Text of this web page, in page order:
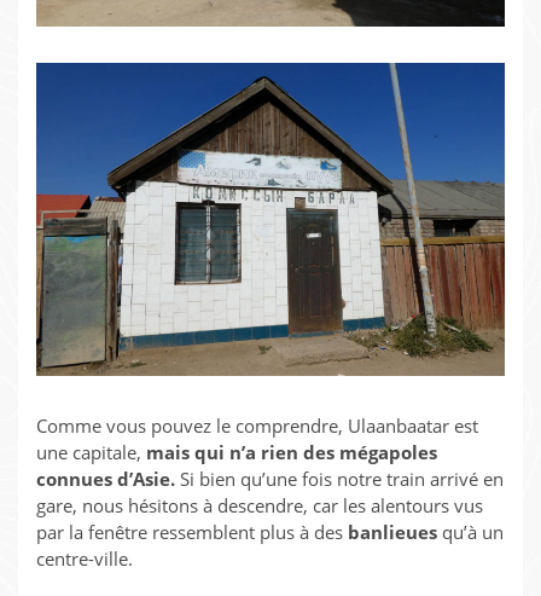
Comme vous pouvez le comprendre, Ulaanbaatar est
une capitale, mais qui n’a rien des mégapoles
connues d’Asie. Si bien qu’une fois notre train arrivé en
gare, nous hésitons à descendre, car les alentours vus
par la fenêtre ressemblent plus à des banlieues qu’à un
centre-ville.